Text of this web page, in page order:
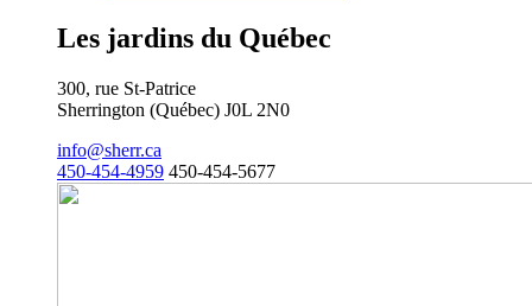
Les jardins du Québec
300, rue St-Patrice
Sherrington (Québec) J0L 2N0
info@sherr.ca
450-454-4959 450-454-5677